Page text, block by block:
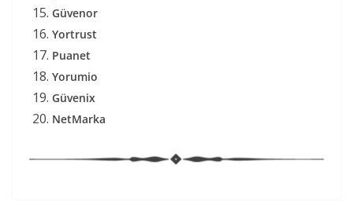
Güvenor
Yortrust
Puanet
Yorumio
Güvenix
NetMarka